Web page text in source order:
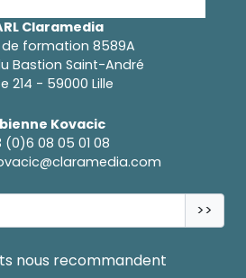
Claramedia
formation 8589A
Bastion Saint-André
214 - 59000 Lille
Kovacic
(0)6 08 05 01 08
>>